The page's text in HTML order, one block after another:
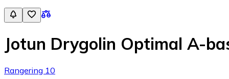
Jotun Drygolin Optimal A-
Rangering 10